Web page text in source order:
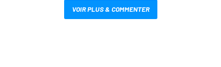
VOIR PLUS & COMMENTER